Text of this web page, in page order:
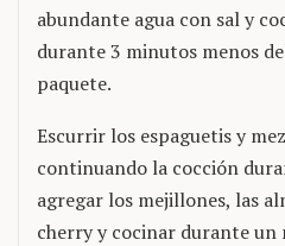
abundante agua con sal y
durante 3 minutos menos
paquete.
Escurrir los espaguetis y
continuando la cocción
agregar los mejillones, las
cherry y cocinar durante un